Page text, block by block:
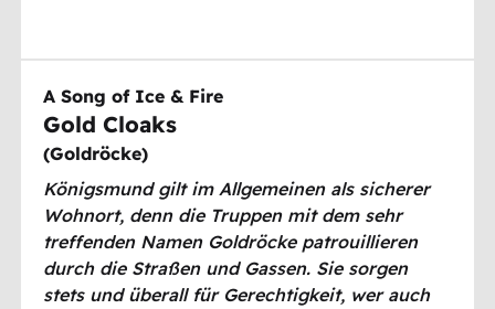
A Song of Ice & Fire
Gold Cloaks
(Goldröcke)
Königsmund gilt im Allgemeinen als sicherer
Wohnort, denn die Truppen mit dem sehr
treffenden Namen Goldröcke patrouillieren
durch die Straßen und Gassen. Sie sorgen
stets und überall für Gerechtigkeit, wer auch